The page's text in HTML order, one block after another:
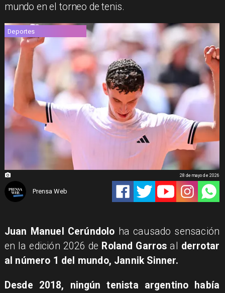
mundo en el torneo de tenis.
Deportes
Prensa Web
28 de mayo de 2026
Juan Manuel Cerúndolo ha causado sensación
en la edición 2026 de Roland Garros al derrotar
al número 1 del mundo, Jannik Sinner.
Desde 2018, ningún tenista argentino había